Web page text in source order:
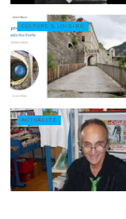
CULTURE & LOISIRS
ACTUALITÉ